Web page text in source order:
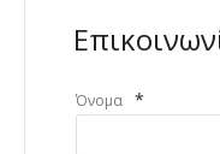
Όνομα *